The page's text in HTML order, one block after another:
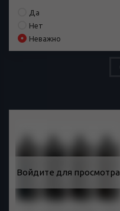
Да
Нет
Неважно
Войдите для просмотра